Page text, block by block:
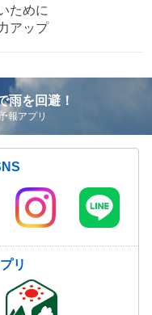
ために
アップ
雨を回避！
報アプリ
リ